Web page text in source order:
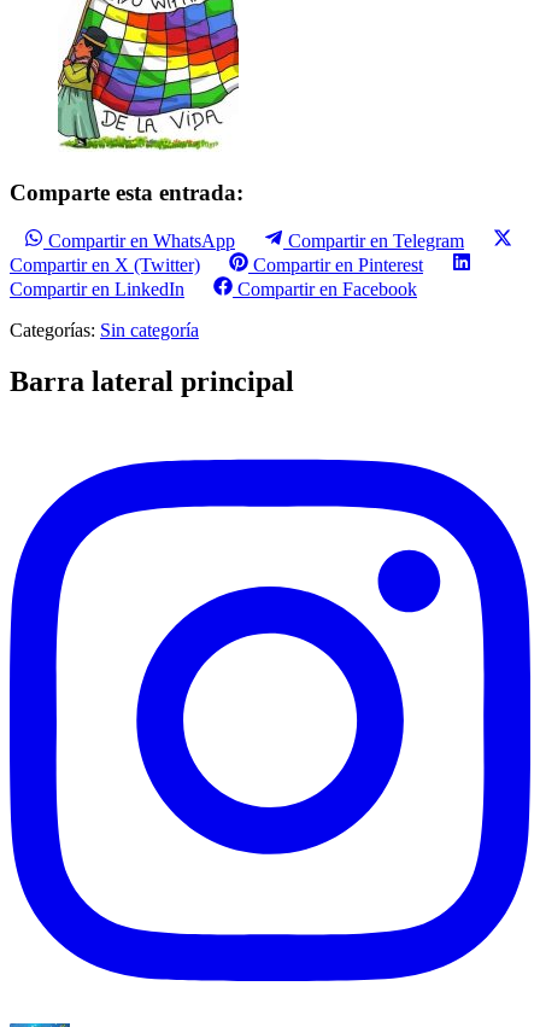
Comparte esta entrada:
Compartir en WhatsApp
Compartir en Telegram
Compartir en X (Twitter)
Compartir en Pinterest
Compartir en LinkedIn
Compartir en Facebook
Categorías: Sin categoría
Barra lateral principal